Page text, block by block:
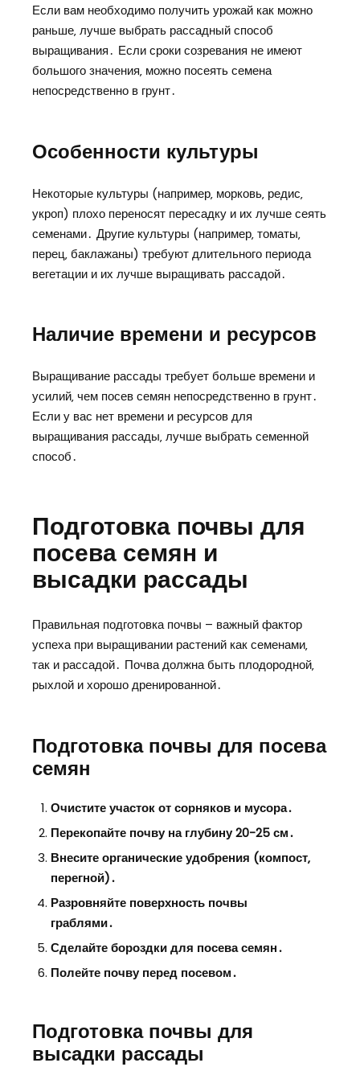
Если вам необходимо получить урожай как можно
раньше‚ лучше выбрать рассадный способ
выращивания․ Если сроки созревания не имеют
большого значения‚ можно посеять семена
непосредственно в грунт․
Особенности культуры
Некоторые культуры (например‚ морковь‚ редис‚
укроп) плохо переносят пересадку и их лучше сеять
семенами․ Другие культуры (например‚ томаты‚
перец‚ баклажаны) требуют длительного периода
вегетации и их лучше выращивать рассадой․
Наличие времени и ресурсов
Выращивание рассады требует больше времени и
усилий‚ чем посев семян непосредственно в грунт․
Если у вас нет времени и ресурсов для
выращивания рассады‚ лучше выбрать семенной
способ․
Подготовка почвы для
посева семян и
высадки рассады
Правильная подготовка почвы – важный фактор
успеха при выращивании растений как семенами‚
так и рассадой․ Почва должна быть плодородной‚
рыхлой и хорошо дренированной․
Подготовка почвы для посева
семян
Очистите участок от сорняков и мусора․
Перекопайте почву на глубину 20-25 см․
Внесите органические удобрения (компост‚
перегной)․
Разровняйте поверхность почвы
граблями․
Сделайте бороздки для посева семян․
Полейте почву перед посевом․
Подготовка почвы для
высадки рассады